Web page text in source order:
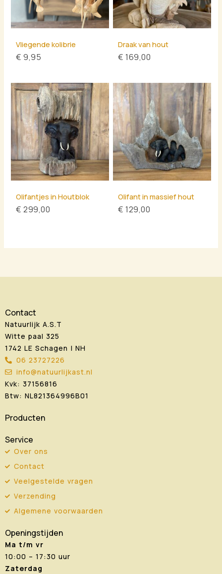
Vliegende kolibrie
€ 9,95
Draak van hout
€ 169,00
Olifantjes in Houtblok
€ 299,00
Olifant in massief hout
€ 129,00
Contact
Natuurlijk A.S.T
Witte paal 325
1742 LE Schagen | NH
06 23727226
info@natuurlijkast.nl
Kvk: 37156816
Btw: NL821364996B01
Producten
Service
Over ons
Contact
Veelgestelde vragen
Verzending
Algemene voorwaarden
Openingstijden
Ma t/m vr
10:00 – 17:30 uur
Zaterdag